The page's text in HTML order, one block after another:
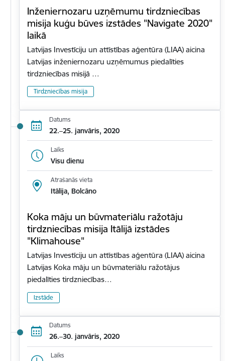
Inženiernozaru uzņēmumu tirdzniecības
misija kuģu būves izstādes "Navigate 2020"
laikā
Latvijas Investīciju un attīstības aģentūra (LIAA) aicina
Latvijas inženiernozaru uzņēmumus piedalīties
tirdzniecības misijā …
Tirdzniecības misija
Datums
22.–25. janvāris, 2020
Laiks
Visu dienu
Atrašanās vieta
Itālija, Bolcāno
Koka māju un būvmateriālu ražotāju
tirdzniecības misija Itālijā izstādes
"Klimahouse"
Latvijas Investīciju un attīstības aģentūra (LIAA) aicina
Latvijas Koka māju un būvmateriālu ražotājus
piedalīties tirdzniecības…
Izstāde
Datums
26.–30. janvāris, 2020
Laiks